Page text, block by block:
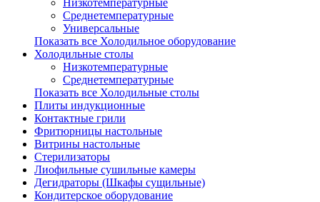
Низкотемпературные
Среднетемпературные
Универсальные
Показать все Холодильное оборудование
Холодильные столы
Низкотемпературные
Среднетемпературные
Показать все Холодильные столы
Плиты индукционные
Контактные грили
Фритюрницы настольные
Витрины настольные
Стерилизаторы
Лиофильные сушильные камеры
Дегидраторы (Шкафы сущильные)
Кондитерское оборудование